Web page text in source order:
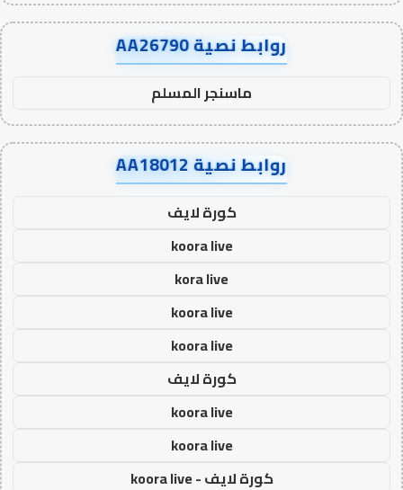
روابط نصية AA26790
ماسنجر المسلم
روابط نصية AA18012
كورة لايف
koora live
kora live
koora live
koora live
كورة لايف
koora live
koora live
كورة لايف - koora live